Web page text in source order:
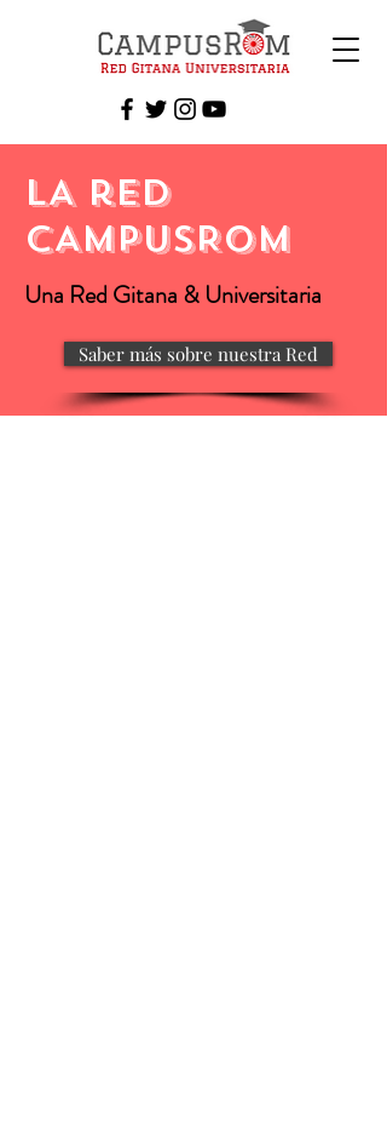
LA reD
CAMPUSROM
Una Red Gitana & Universitaria
Saber más sobre nuestra Red